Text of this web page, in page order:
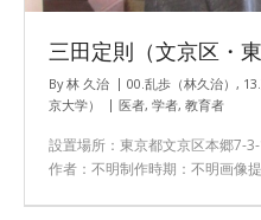
三田定則（文京区・東
By林 久治 00.乱歩（林久治） ,
京大学）
医者, 学者, 教育者
設置場所：東京都文京区本郷7-
作者：不明制作時期：不明画像